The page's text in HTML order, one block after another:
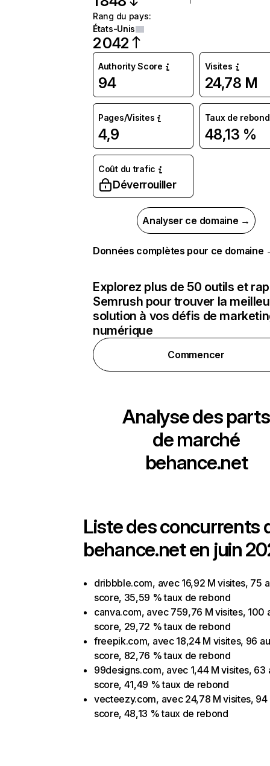
Rang du pays:
États-Unis
2 042
Authority Score
94
Visites
24,78 M
Pages/Visites
4,9
Taux de rebond
48,13 %
Coût du trafic
Déverrouiller
Analyser ce domaine →
Données complètes pour ce domaine
Explorez plus de 50 outils et
Semrush pour trouver la
solution à vos défis de
numérique
Commencer
Analyse des parts
de marché
behance.net
Liste des concurrents
behance.net en juin
dribbble.com, avec 16,92 M visites, 75
score, 35,59 % taux de rebond
canva.com, avec 759,76 M visites, 100
score, 29,72 % taux de rebond
freepik.com, avec 18,24 M visites, 96
score, 82,76 % taux de rebond
99designs.com, avec 1,44 M visites, 63
score, 41,49 % taux de rebond
vecteezy.com, avec 24,78 M visites, 94
score, 48,13 % taux de rebond